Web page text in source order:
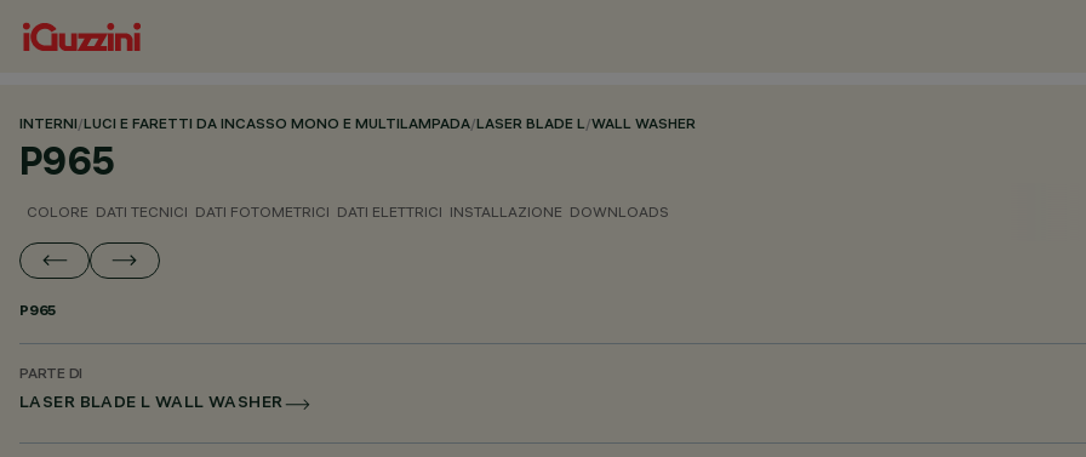
INTERNI/LUCI E FARETTI DA INCASSO MONO E MULTILAMPADA/LASER BLADE L/WALL WASHER
P965
COLORE DATI TECNICI DATI FOTOMETRICI DATI ELETTRICI INSTALLAZIONE DOWNLOADS
P965
PARTE DI
LASER BLADE L WALL WASHER